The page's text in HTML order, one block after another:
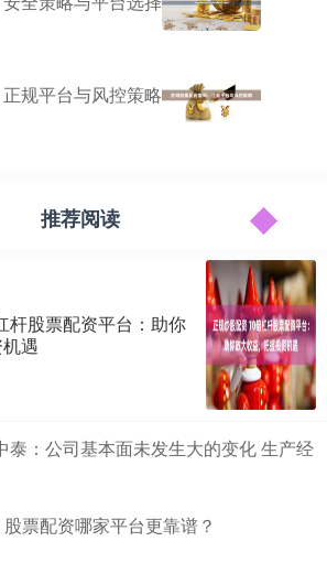
规平台与风控策略
推荐阅读
杆股票配资平台：助你
遇
泰：公司基本面未发生大的变化 生产经
票配资哪家平台更靠谱？